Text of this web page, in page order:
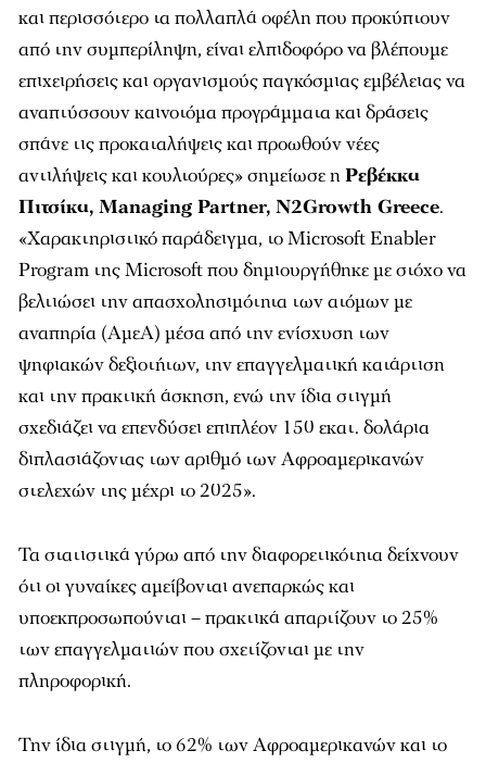
και περισσότερο τα πολλαπλά οφέλη που προκύπτουν
από την συμπερίληψη, είναι ελπιδοφόρο να βλέπουμε
επιχειρήσεις και οργανισμούς παγκόσμιας εμβέλειας να
αναπτύσσουν καινοτόμα προγράμματα και δράσεις
σπάνε τις προκαταλήψεις και προωθούν νέες
αντιλήψεις και κουλτούρες» σημείωσε ηΡεβέκκα
Πιτσίκα, Managing Partner, N2Growth Greece.
«Χαρακτηριστικό παράδειγμα, το Microsoft Enabler
Program της Microsoft που δημιουργήθηκε με στόχο να
βελτιώσει την απασχολησιμότητα των ατόμων με
αναπηρία (ΑμεΑ) μέσα από την ενίσχυση των
ψηφιακών δεξιοτήτων, την επαγγελματική κατάρτιση
και την πρακτική άσκηση, ενώ την ίδια στιγμή
σχεδιάζει να επενδύσει επιπλέον 150 εκατ. δολάρια
διπλασιάζοντας των αριθμό των Αφροαμερικανών
στελεχών της μέχρι το 2025».
Τα στατιστικά γύρω από την διαφορετικότητα δείχνουν
ότι οι γυναίκες αμείβονται ανεπαρκώς και
υποεκπροσωπούνται – πρακτικά απαρτίζουν το 25%
των επαγγελματιών που σχετίζονται με την
πληροφορική.
Την ίδια στιγμή, το 62% των Αφροαμερικανών και το